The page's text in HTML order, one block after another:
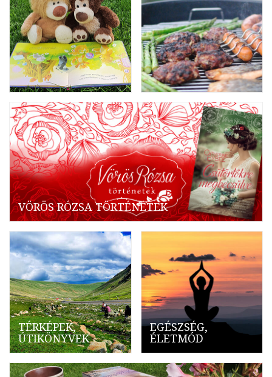
VÖRÖS RÓZSA TÖRTÉNETEK
TÉRKÉPEK,
ÚTIKÖNYVEK
EGÉSZSÉG,
ÉLETMÓD